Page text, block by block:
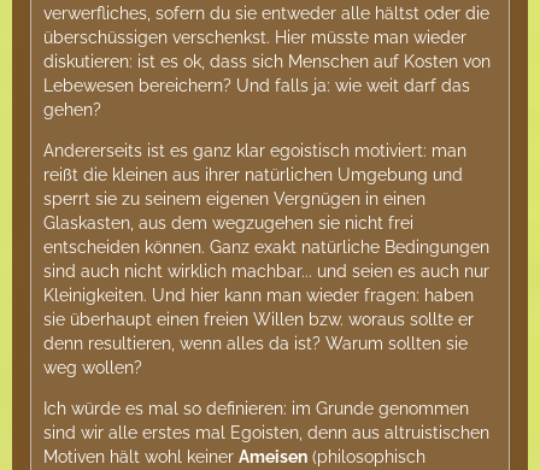
verwerfliches, sofern du sie entweder alle hältst oder die
überschüssigen verschenkst. Hier müsste man wieder
diskutieren: ist es ok, dass sich Menschen auf Kosten von
Lebewesen bereichern? Und falls ja: wie weit darf das
gehen?
Andererseits ist es ganz klar egoistisch motiviert: man
reißt die kleinen aus ihrer natürlichen Umgebung und
sperrt sie zu seinem eigenen Vergnügen in einen
Glaskasten, aus dem wegzugehen sie nicht frei
entscheiden können. Ganz exakt natürliche Bedingungen
sind auch nicht wirklich machbar... und seien es auch nur
Kleinigkeiten. Und hier kann man wieder fragen: haben
sie überhaupt einen freien Willen bzw. woraus sollte er
denn resultieren, wenn alles da ist? Warum sollten sie
weg wollen?
Ich würde es mal so definieren: im Grunde genommen
sind wir alle erstes mal Egoisten, denn aus altruistischen
Motiven hält wohl keiner Ameisen (philosophisch